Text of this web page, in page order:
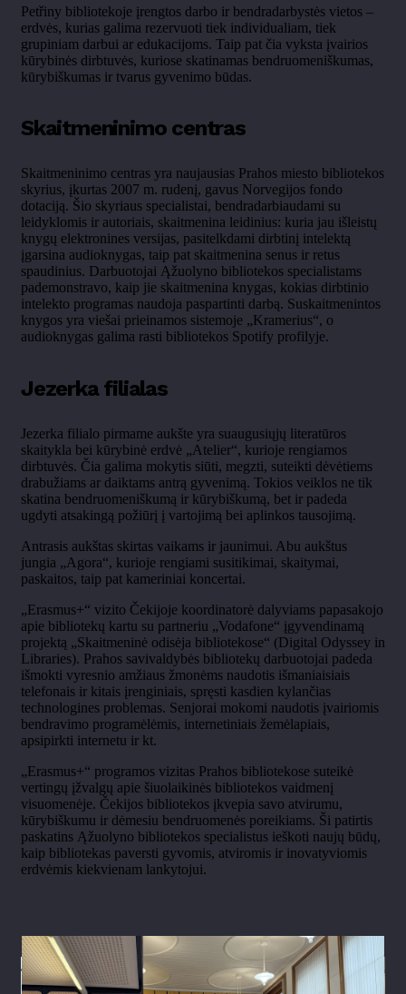
Petřiny bibliotekoje įrengtos darbo ir bendradarbystės vietos –
erdvės, kurias galima rezervuoti tiek individualiam, tiek
grupiniam darbui ar edukacijoms. Taip pat čia vyksta įvairios
kūrybinės dirbtuvės, kuriose skatinamas bendruomeniškumas,
kūrybiškumas ir tvarus gyvenimo būdas.
Skaitmeninimo centras
Skaitmeninimo centras yra naujausias Prahos miesto bibliotekos
skyrius, įkurtas 2007 m. rudenį, gavus Norvegijos fondo
dotaciją. Šio skyriaus specialistai, bendradarbiaudami su
leidyklomis ir autoriais, skaitmenina leidinius: kuria jau išleistų
knygų elektronines versijas, pasitelkdami dirbtinį intelektą
įgarsina audioknygas, taip pat skaitmenina senus ir retus
spaudinius. Darbuotojai Ąžuolyno bibliotekos specialistams
pademonstravo, kaip jie skaitmenina knygas, kokias dirbtinio
intelekto programas naudoja paspartinti darbą. Suskaitmenintos
knygos yra viešai prieinamos sistemoje „Kramerius“, o
audioknygas galima rasti bibliotekos Spotify profilyje.
Jezerka filialas
Jezerka filialo pirmame aukšte yra suaugusiųjų literatūros
skaitykla bei kūrybinė erdvė „Atelier“, kurioje rengiamos
dirbtuvės. Čia galima mokytis siūti, megzti, suteikti dėvėtiems
drabužiams ar daiktams antrą gyvenimą. Tokios veiklos ne tik
skatina bendruomeniškumą ir kūrybiškumą, bet ir padeda
ugdyti atsakingą požiūrį į vartojimą bei aplinkos tausojimą.
Antrasis aukštas skirtas vaikams ir jaunimui. Abu aukštus
jungia „Agora“, kurioje rengiami susitikimai, skaitymai,
paskaitos, taip pat kameriniai koncertai.
„Erasmus+“ vizito Čekijoje koordinatorė dalyviams papasakojo
apie bibliotekų kartu su partneriu „Vodafone“ įgyvendinamą
projektą „Skaitmeninė odisėja bibliotekose“ (Digital Odyssey in
Libraries). Prahos savivaldybės bibliotekų darbuotojai padeda
išmokti vyresnio amžiaus žmonėms naudotis išmaniaisiais
telefonais ir kitais įrenginiais, spręsti kasdien kylančias
technologines problemas. Senjorai mokomi naudotis įvairiomis
bendravimo programėlėmis, internetiniais žemėlapiais,
apsipirkti internetu ir kt.
„Erasmus+“ programos vizitas Prahos bibliotekose suteikė
vertingų įžvalgų apie šiuolaikinės bibliotekos vaidmenį
visuomenėje. Čekijos bibliotekos įkvepia savo atvirumu,
kūrybiškumu ir dėmesiu bendruomenės poreikiams. Ši patirtis
paskatins Ąžuolyno bibliotekos specialistus ieškoti naujų būdų,
kaip bibliotekas paversti gyvomis, atviromis ir inovatyviomis
erdvėmis kiekvienam lankytojui.